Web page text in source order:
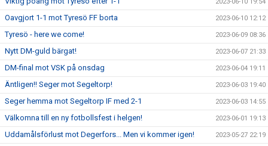
2023-06-10 19:54
Oavgjort 1-1 mot Tyresö FF borta 2023-06-10 12:12
Tyresö - here we come! 2023-06-09 08:36
Nytt DM-guld bärgat! 2023-06-07 21:33
DM-final mot VSK på onsdag 2023-06-04 19:11
Äntligen!! Seger mot Segeltorp! 2023-06-03 19:40
Seger hemma mot Segeltorp IF med 2-1 2023-06-03 14:55
Välkomna till en ny fotbollsfest i helgen! 2023-06-01 19:13
Uddamålsförlust mot Degerfors... Men vi kommer igen! 2023-05-27 22:19